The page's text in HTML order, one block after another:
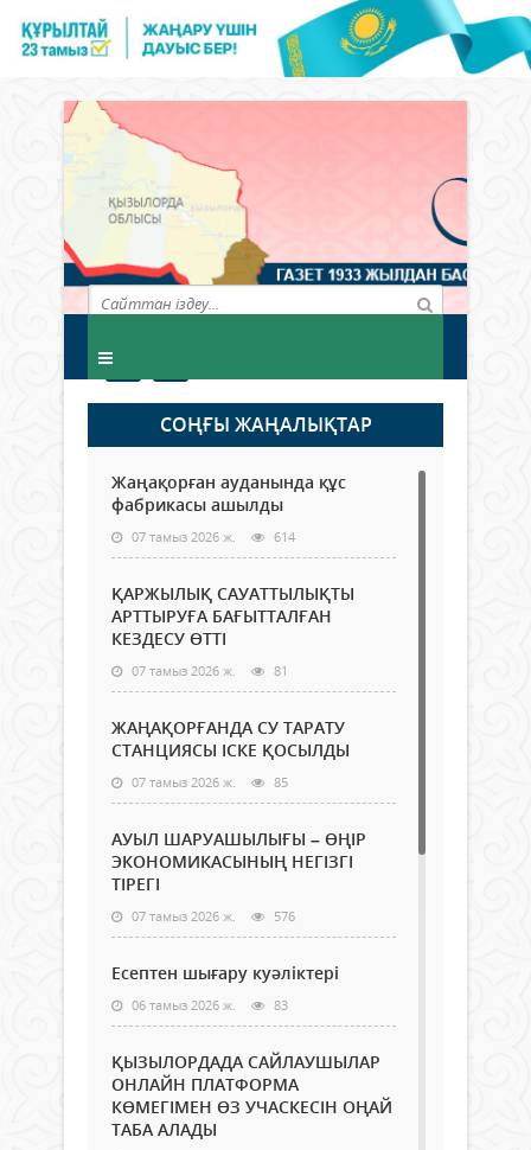
СОҢҒЫ ЖАҢАЛЫҚТАР
Жаңақорған ауданында құс
фабрикасы ашылды
07 тамыз 2026 ж. 614
ҚАРЖЫЛЫҚ САУАТТЫЛЫҚТЫ
АРТТЫРУҒА БАҒЫТТАЛҒАН
КЕЗДЕСУ ӨТТІ
07 тамыз 2026 ж. 81
ЖАҢАҚОРҒАНДА СУ ТАРАТУ
СТАНЦИЯСЫ ІСКЕ ҚОСЫЛДЫ
07 тамыз 2026 ж. 85
АУЫЛ ШАРУАШЫЛЫҒЫ – ӨҢІР
ЭКОНОМИКАСЫНЫҢ НЕГІЗГІ
ТІРЕГІ
07 тамыз 2026 ж. 576
Есептен шығару куәліктері
06 тамыз 2026 ж. 83
ҚЫЗЫЛОРДАДА САЙЛАУШЫЛАР
ОНЛАЙН ПЛАТФОРМА
КӨМЕГІМЕН ӨЗ УЧАСКЕСІН ОҢАЙ
ТАБА АЛАДЫ